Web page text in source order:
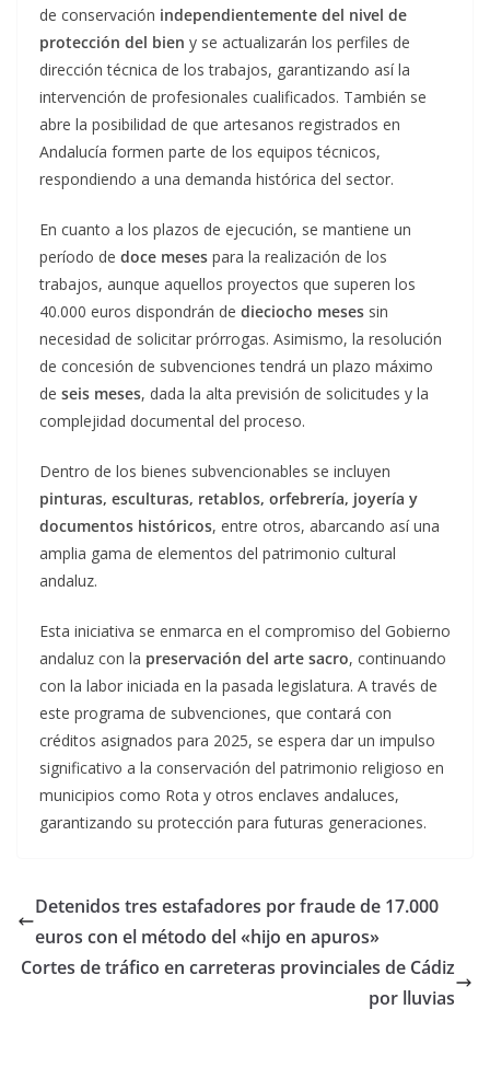
de conservación independientemente del nivel de
protección del bien y se actualizarán los perfiles de
dirección técnica de los trabajos, garantizando así la
intervención de profesionales cualificados. También se
abre la posibilidad de que artesanos registrados en
Andalucía formen parte de los equipos técnicos,
respondiendo a una demanda histórica del sector.
En cuanto a los plazos de ejecución, se mantiene un
período de doce meses para la realización de los
trabajos, aunque aquellos proyectos que superen los
40.000 euros dispondrán de dieciocho meses sin
necesidad de solicitar prórrogas. Asimismo, la resolución
de concesión de subvenciones tendrá un plazo máximo
de seis meses, dada la alta previsión de solicitudes y la
complejidad documental del proceso.
Dentro de los bienes subvencionables se incluyen
pinturas, esculturas, retablos, orfebrería, joyería y
documentos históricos, entre otros, abarcando así una
amplia gama de elementos del patrimonio cultural
andaluz.
Esta iniciativa se enmarca en el compromiso del Gobierno
andaluz con la preservación del arte sacro, continuando
con la labor iniciada en la pasada legislatura. A través de
este programa de subvenciones, que contará con
créditos asignados para 2025, se espera dar un impulso
significativo a la conservación del patrimonio religioso en
municipios como Rota y otros enclaves andaluces,
garantizando su protección para futuras generaciones.
Detenidos tres estafadores por fraude de 17.000
euros con el método del «hijo en apuros»
Cortes de tráfico en carreteras provinciales de Cádiz
por lluvias